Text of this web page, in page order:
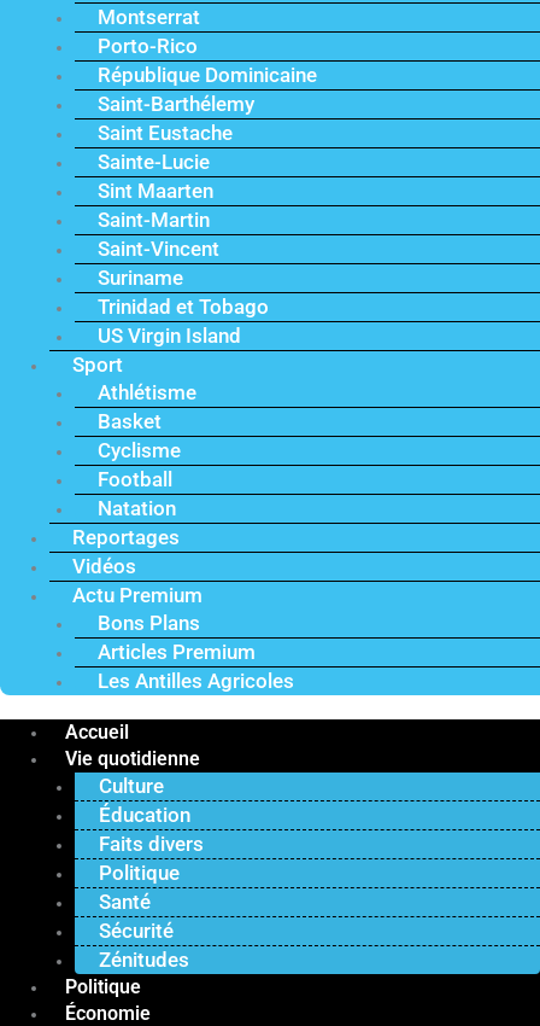
Montserrat
Porto-Rico
République Dominicaine
Saint-Barthélemy
Saint Eustache
Sainte-Lucie
Sint Maarten
Saint-Martin
Saint-Vincent
Suriname
Trinidad et Tobago
US Virgin Island
Sport
Athlétisme
Basket
Cyclisme
Football
Natation
Reportages
Vidéos
Actu Premium
Bons Plans
Articles Premium
Les Antilles Agricoles
Accueil
Vie quotidienne
Culture
Éducation
Faits divers
Politique
Santé
Sécurité
Zénitudes
Politique
Économie